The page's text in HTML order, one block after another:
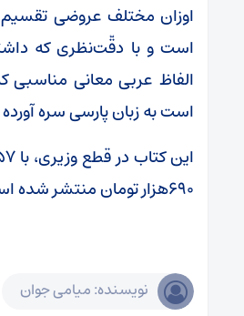
اوزان مختلف عروضی تقسیم
است و با دقّت‌نظری که
الفاظ عربی معانی مناسبی
است به زبان پارسی سره
۶۹۰هزار تومان منتشر شده است.
نویسنده: میامی جوان